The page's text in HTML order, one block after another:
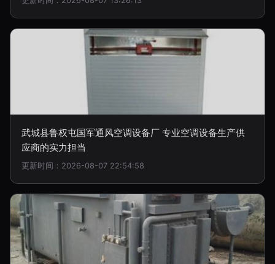
武城县鲁权屯国军通风空调设备厂 专业空调设备生产供
应商的实力担当
更新时间：2026-08-07 22:54:58